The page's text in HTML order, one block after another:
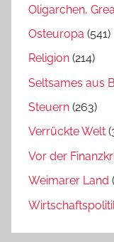
Oligarchen,
Osteuropa (541)
Religion (214)
Seltsames aus
Steuern (263)
Verrückte Welt
Vor der
Weimarer Land